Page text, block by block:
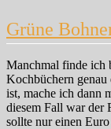
Grüne
Manchmal finde ich
Kochbüchern genau
ist, mache ich dann
diesem Fall war der
sollte nur einen